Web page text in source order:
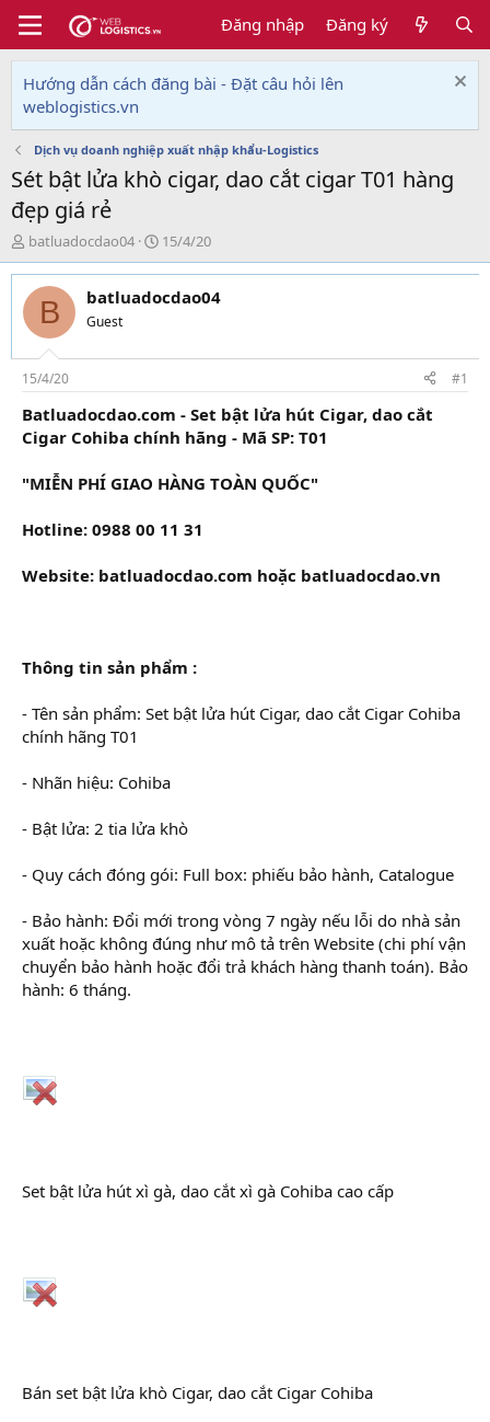
Đăng nhập Đăng ký
Hướng dẫn cách đăng bài - Đặt câu hỏi lên
weblogistics.vn
Dịch vụ doanh nghiệp xuất nhập khẩu-Logistics
Sét bật lửa khò cigar, dao cắt cigar T01 hàng
đẹp giá rẻ
T
h
r
e
d
s
t
a
r
t
r
batluadocdao04
N
g
à
y
i
15/4/20
B batluadocdao04
Guest
15/4/20 #1
Batluadocdao.com - Set bật lửa hút Cigar, dao cắt
Cigar Cohiba chính hãng - Mã SP: T01
"MIỄN PHÍ GIAO HÀNG TOÀN QUỐC"
Hotline: 0988 00 11 31
Website: batluadocdao.com hoặc batluadocdao.vn
Thông tin sản phẩm :
- Tên sản phẩm: Set bật lửa hút Cigar, dao cắt Cigar Cohiba
chính hãng T01
- Nhãn hiệu: Cohiba
- Bật lửa: 2 tia lửa khò
- Quy cách đóng gói: Full box: phiếu bảo hành, Catalogue
- Bảo hành: Đổi mới trong vòng 7 ngày nếu lỗi do nhà sản
xuất hoặc không đúng như mô tả trên Website (chi phí vận
chuyển bảo hành hoặc đổi trả khách hàng thanh toán). Bảo
hành: 6 tháng.
Set bật lửa hút xì gà, dao cắt xì gà Cohiba cao cấp
Bán set bật lửa khò Cigar, dao cắt Cigar Cohiba